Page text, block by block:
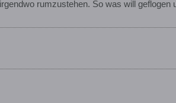
rumzustehen. So was will geflogen